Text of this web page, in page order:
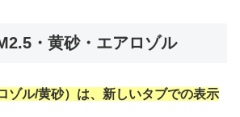
・黄砂・エアロゾル
ゾル/黄砂）は、新しいタブでの表示